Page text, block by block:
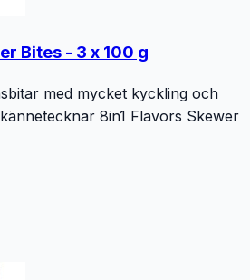
Bites - 3 x 100 g
med mycket kyckling och
8in1 Flavors Skewer